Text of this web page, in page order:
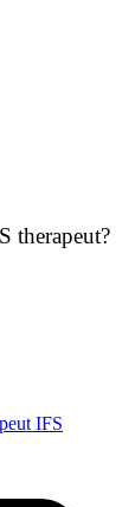
therapeut?
IFS